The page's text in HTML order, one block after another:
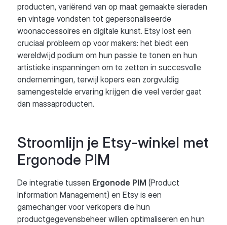
producten, variërend van op maat gemaakte sieraden
en vintage vondsten tot gepersonaliseerde
woonaccessoires en digitale kunst. Etsy lost een
cruciaal probleem op voor makers: het biedt een
wereldwijd podium om hun passie te tonen en hun
artistieke inspanningen om te zetten in succesvolle
ondernemingen, terwijl kopers een zorgvuldig
samengestelde ervaring krijgen die veel verder gaat
dan massaproducten.
Stroomlijn je Etsy-winkel met
Ergonode PIM
De integratie tussen Ergonode PIM (Product
Information Management) en Etsy is een
gamechanger voor verkopers die hun
productgegevensbeheer willen optimaliseren en hun